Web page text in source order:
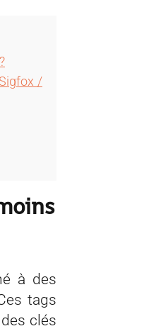
/
à des
tags
clés